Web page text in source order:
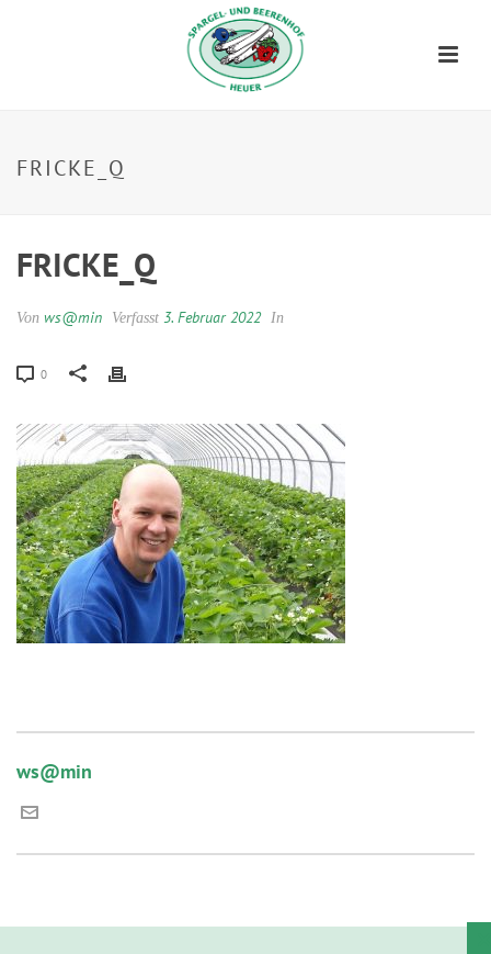
FRICKE_Q
FRICKE_Q
Von ws@min Verfasst 3. Februar 2022 In
0
ws@min